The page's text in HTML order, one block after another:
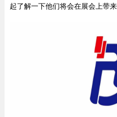
起了解一下他们将会在展会上带来